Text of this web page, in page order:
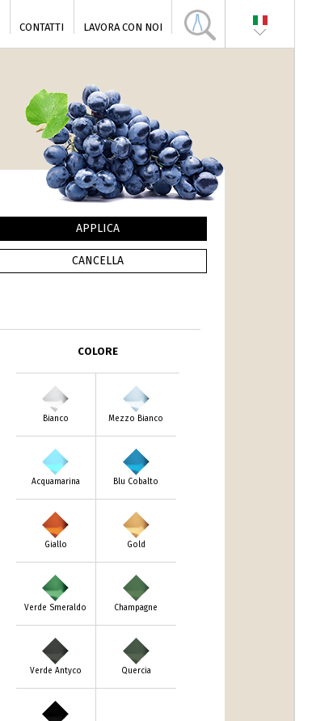
CONTATTI LAVORA CON NOI
COLORE
Bianco Mezzo Bianco
Acquamarina Blu Cobalto
Giallo Gold
Verde Smeraldo Champagne
Verde Antyco Quercia